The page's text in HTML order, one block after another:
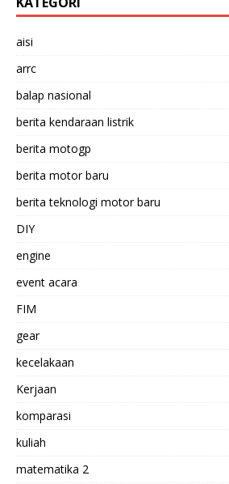
aisi
arrc
balap nasional
berita kendaraan listrik
berita motogp
berita motor baru
berita teknologi motor baru
DIY
engine
event acara
FIM
gear
kecelakaan
Kerjaan
komparasi
kuliah
matematika 2